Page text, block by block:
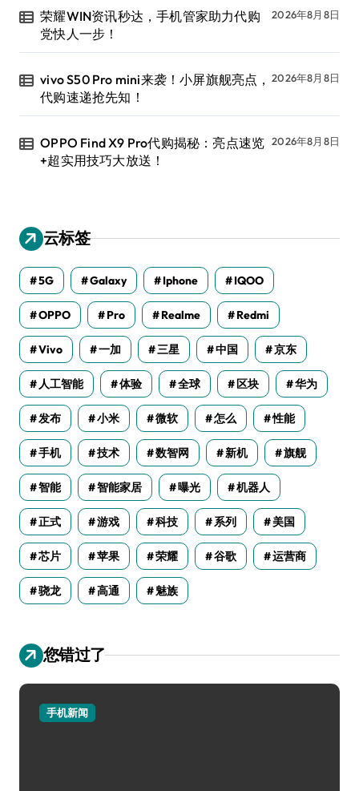
荣耀WIN资讯秒达，手机管家助力代购
党快人一步！
2026年8月8日
vivo S50 Pro mini来袭！小屏旗舰亮点，
代购速递抢先知！
2026年8月8日
OPPO Find X9 Pro代购揭秘：亮点速览
+超实用技巧大放送！
2026年8月8日
云标签
5G Galaxy Iphone IQOO
OPPO Pro Realme Redmi
Vivo 一加 三星 中国 京东
人工智能 体验 全球 区块 华为
发布 小米 微软 怎么 性能
手机 技术 数智网 新机 旗舰
智能 智能家居 曝光 机器人
正式 游戏 科技 系列 美国
芯片 苹果 荣耀 谷歌 运营商
骁龙 高通 魅族
您错过了
手机新闻